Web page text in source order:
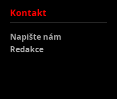
Kontakt
Napište nám
Redakce